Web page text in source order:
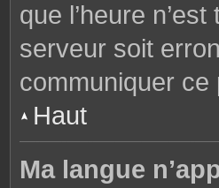
que l’heure
serveur soit
communiquer ce
Haut
Ma langue